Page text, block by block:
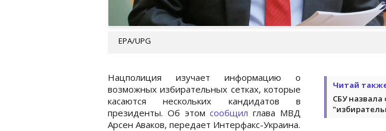
EPA/UPG
Читай
СБУ назвала
Нацполиция изучает информацию о
возможных избирательных сетках, которые
касаются нескольких кандидатов в
президенты. Об этомсообщил глава МВД
Арсен Аваков, передает Интерфакс-Украина.